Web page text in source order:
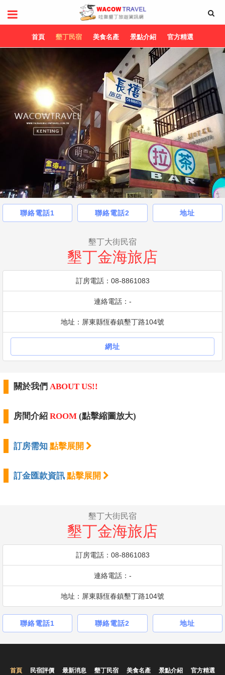
首頁 墾丁民宿 美食名產 景點介紹 官方精選
聯絡電話1 聯絡電話2 地址
墾丁大街民宿
墾丁金海旅店
訂房電話：08-8861083
連絡電話：-
地址：屏東縣恆春鎮墾丁路104號
網址
關於我們 ABOUT US!!
房間介紹 ROOM (點擊縮圖放大)
訂房需知 點擊展開
訂金匯款資訊 點擊展開
墾丁大街民宿
墾丁金海旅店
訂房電話：08-8861083
連絡電話：-
地址：屏東縣恆春鎮墾丁路104號
聯絡電話1 聯絡電話2 地址
首頁 民宿評價 最新消息 墾丁民宿 美食名產 景點介紹 官方精選